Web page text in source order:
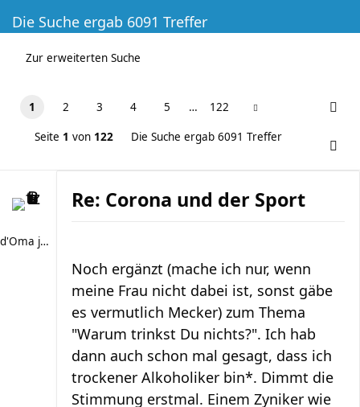
Die Suche ergab 6091 Treffer
Zur erweiterten Suche
1 2 3 4 5 … 122
Seite 1 von 122 Die Suche ergab 6091 Treffer
d'Oma joggt
Re: Corona und der Sport
Noch ergänzt (mache ich nur, wenn
meine Frau nicht dabei ist, sonst gäbe
es vermutlich Mecker) zum Thema
"Warum trinkst Du nichts?". Ich hab
dann auch schon mal gesagt, dass ich
trockener Alkoholiker bin*. Dimmt die
Stimmung erstmal. Einem Zyniker wie